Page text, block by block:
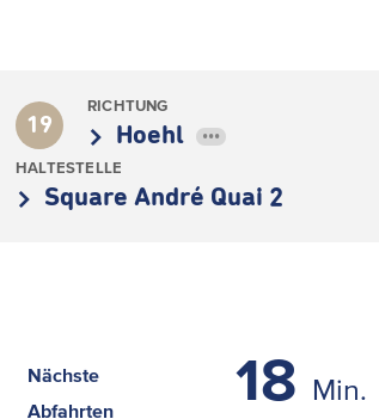
19
RICHTUNG
Hoehl •••
HALTESTELLE
Square André Quai 2
Nächste
Abfahrten
18 Min.